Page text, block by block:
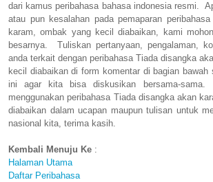
dari kamus peribahasa bahasa indonesia resmi.
atau pun kesalahan pada pemaparan
karam, ombak yang kecil diabaikan, kami
besarnya. Tuliskan pertanyaan, pengalaman,
anda terkait dengan peribahasa Tiada disangka
kecil diabaikan di form komentar di bagian
ini agar kita bisa diskusikan bersama-
menggunakan peribahasa Tiada disangka akan
diabaikan dalam ucapan maupun tulisan untuk
nasional kita, terima kasih.
Kembali Menuju Ke :
Halaman Utama
Daftar Peribahasa